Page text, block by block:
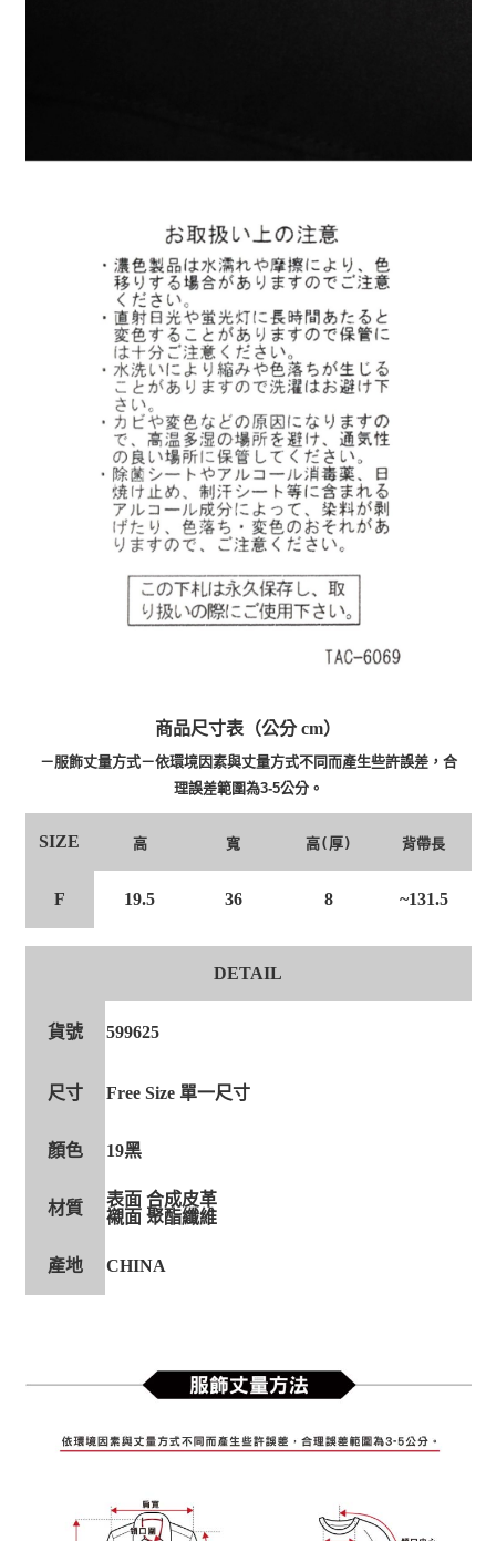
商品尺寸表（公分 cm）
－服飾丈量方式－依環境因素與丈量方式不同而產生些許誤差，合
理誤差範圍為3-5公分。
SIZE 高 寬 高(厚) 背帶長
F 19.5 36 8 ~131.5
DETAIL
貨號 599625
尺寸 Free Size 單一尺寸
顏色 19黑
材質
表面 合成皮革
襯面 聚酯纖維
產地 CHINA